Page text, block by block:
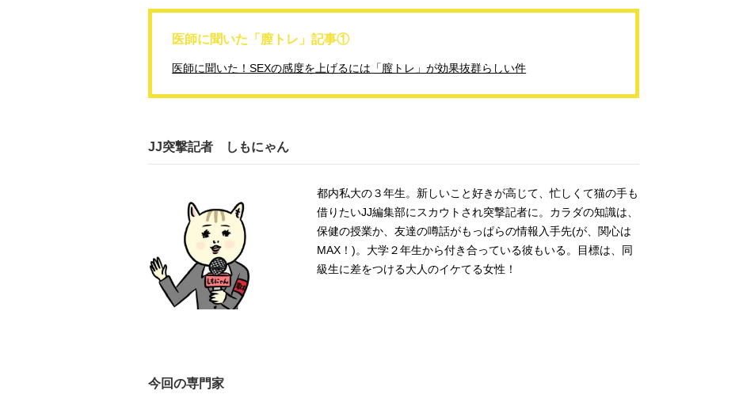
医師に聞いた「膣トレ」記事①
医師に聞いた！SEXの感度を上げるには「膣トレ」が効果抜群らしい件
JJ突撃記者 しもにゃん
都内私大の３年生。新しいこと好きが高じて、忙しくて猫の手も
借りたいJJ編集部にスカウトされ突撃記者に。カラダの知識は、
保健の授業か、友達の噂話がもっぱらの情報入手先(が、関心は
MAX ！)。大学２年生から付き合っている彼もいる。目標は、同
級生に差をつける大人のイケてる女性！
今回の専門家
【J’s Picks】J-GIRL早坂萌香の
ォンの愛用スキンケアは敏感肌向
【AEN／エイエン】注目の日韓新
バー独占インタビュー②／金子玄